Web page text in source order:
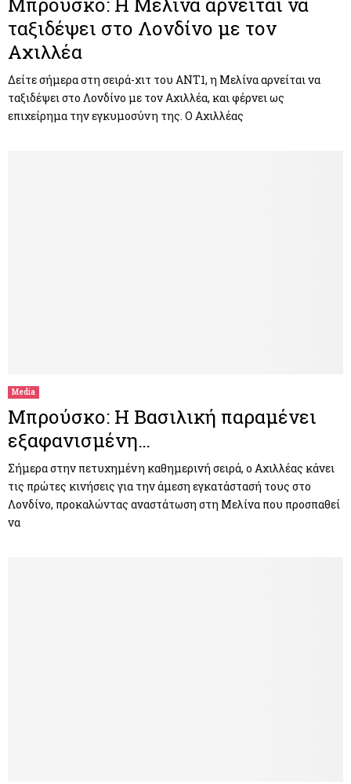
ταξιδέψει στο Λονδίνο με τον
Αχιλλέα
Δείτε σήμερα στη σειρά-χιτ του ΑΝΤ1, η Μελίνα αρνείται να
ταξιδέψει στο Λονδίνο με τον Αχιλλέα, και φέρνει ως
επιχείρημα την εγκυμοσύνη της. Ο Αχιλλέας
Media
Μπρούσκο: Η Βασιλική παραμένει
εξαφανισμένη…
Σήμερα στην πετυχημένη καθημερινή σειρά, ο Αχιλλέας κάνει
τις πρώτες κινήσεις για την άμεση εγκατάστασή τους στο
Λονδίνο, προκαλώντας αναστάτωση στη Μελίνα που προσπαθεί
να